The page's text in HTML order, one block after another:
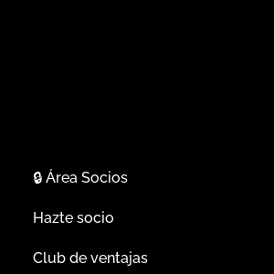
🔒Área Socios
Hazte socio
Club de ventajas